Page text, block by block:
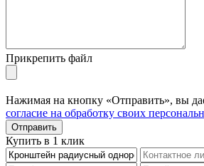
Прикрепить файл
Нажимая на кнопку «Отправить», вы
согласие на обработку своих
Отправить
Купить в 1 клик